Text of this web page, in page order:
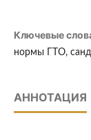
Ключевые
нормы ГТО,
АННОТАЦИЯ